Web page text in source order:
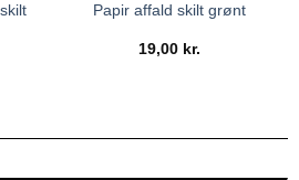
Papir affald skilt grønt
19,00 kr.